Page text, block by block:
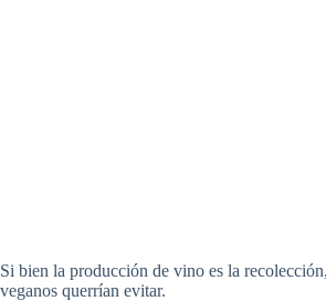
Si bien la producción de vino es la
veganos querrían evitar.